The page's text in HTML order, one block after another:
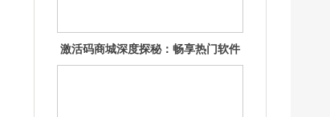
激活码商城深度探秘：汇聚海量资
源，畅享无